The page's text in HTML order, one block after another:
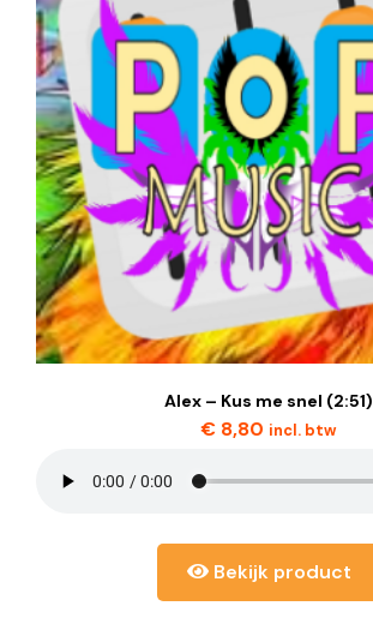
Alex – Kus me snel (2:51)
€ 8,80 incl. btw
Bekijk product